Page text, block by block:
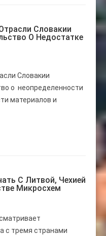
Словакии
О Недостатке
Словакии
о неопределенности
материалов и
С Литвой, Чехией
Микросхем
с тремя странами